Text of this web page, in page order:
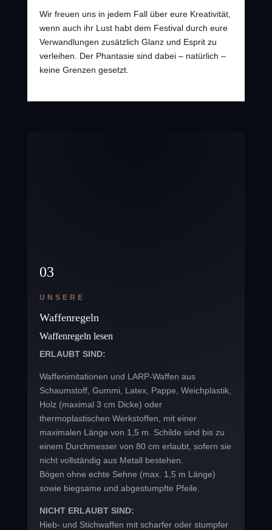
Wir freuen uns in jedem Fall über eure Kreativität,
wenn auch ihr Lust habt dem Festival durch eure
Verwandlungen zusätzlich Glanz und Esprit zu
verleihen. Der Phantasie sind dabei – natürlich –
keine Grenzen gesetzt.
03
UNSERE
Waffenregeln
Waffenregeln lesen
ERLAUBT SIND:
Waffenimitationen und LARP-Waffen aus
Schaumstoff, Gummi, Latex, Pappe, Weichplastik,
Holz (maximal 3 cm Dicke) oder
thermoplastischen Werkstoffen, mit einer
maximalen Länge von 1,5 m. Schilde sind bis zu
einem Durchmesser von 80 cm erlaubt, sofern sie
nicht vollständig aus Metall bestehen.
Bögen ohne echte Sehne (max. 1,5 m Länge)
sowie biegsame und abgestumpfte Pfeile.
NICHT ERLAUBT SIND:
Hieb- und Stichwaffen mit scharfer oder stumpfer